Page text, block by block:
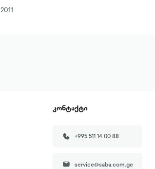
2011
კონტაქტი
+995 511 14 00 88
service@saba.com.ge